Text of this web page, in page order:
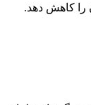
را کاهش دهد.